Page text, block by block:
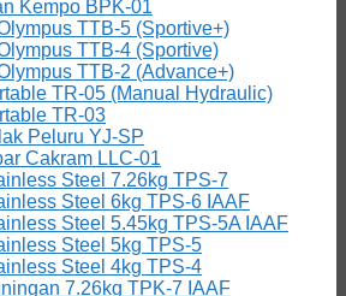
Kempo BPK-01
TTB-5 (Sportive+)
TTB-4 (Sportive)
TTB-2 (Advance+)
TR-05 (Manual Hydraulic)
TR-03
Peluru YJ-SP
Cakram LLC-01
Steel 7.26kg TPS-7
Steel 6kg TPS-6 IAAF
Steel 5.45kg TPS-5A IAAF
Steel 5kg TPS-5
Steel 4kg TPS-4
7.26kg TPK-7 IAAF